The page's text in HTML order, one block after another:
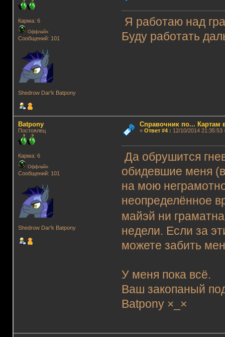
Карма: 6
Оффлайн
Сообщений: 101
Shedrow Dar'k Batpony
Я работаю над
Буду работать
Batpony
Постоялец
Карма: 6
Оффлайн
Сообщений: 101
Shedrow Dar'k Batpony
Справочник по... Картам
« Ответ #4: 12/10/2014 21:35:53
Да обрушится
обидевшие меня
на мою
неопределённое
майэй ни
недели. Если за
можете забить
У меня пока всё.
Ваш закопаный
Batpony ×_×